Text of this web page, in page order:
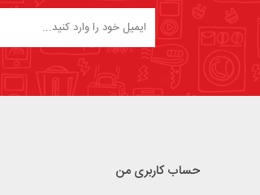
حساب کاربری من